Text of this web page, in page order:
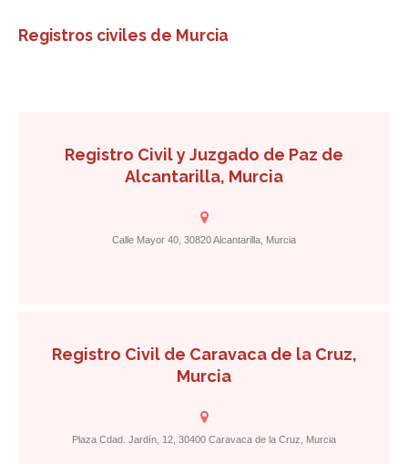
Registros civiles de Murcia
Registro Civil y Juzgado de Paz de
Alcantarilla, Murcia
Calle Mayor 40, 30820 Alcantarilla, Murcia
Registro Civil de Caravaca de la Cruz,
Murcia
Plaza Cdad. Jardín, 12, 30400 Caravaca de la Cruz, Murcia